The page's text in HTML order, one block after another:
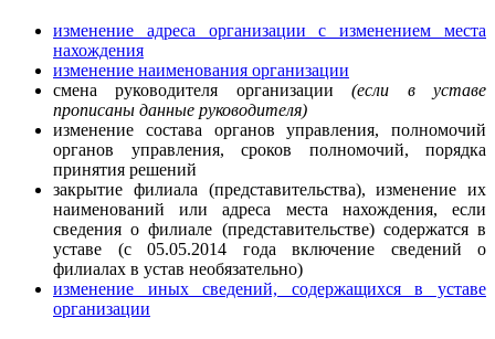
изменение адреса организации с изменением места
нахождения
изменение наименования организации
смена руководителя организации(если в уставе
прописаны данные руководителя)
изменение состава органов управления, полномочий
органов управления, сроков полномочий, порядка
принятия решений
закрытие филиала (представительства), изменение их
наименований или адреса места нахождения, если
сведения о филиале (представительстве) содержатся в
уставе (с 05.05.2014 года включение сведений о
филиалах в устав необязательно)
изменение иных сведений, содержащихся в уставе
организации